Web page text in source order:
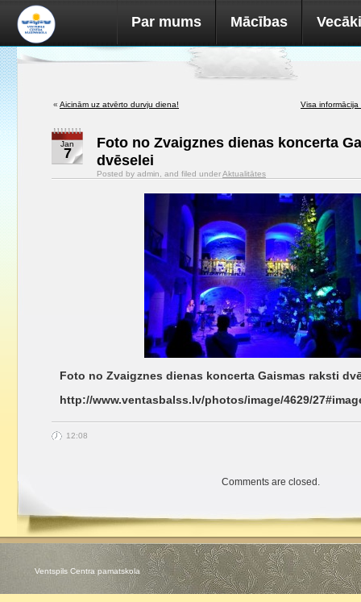
Par mums Mācības
« Aicinām uz atvērto durvju diena! Visa
Jan
7
Foto no Zvaigznes dienas koncerta
dvēselei
Posted by admin, and filed underAktualitātes
Foto no Zvaigznes dienas koncerta Gaismas raksti
http://www.ventasbalss.lv/photos/image/4629/
12:08
Comments are closed.
Ventspils Centra pamatskola